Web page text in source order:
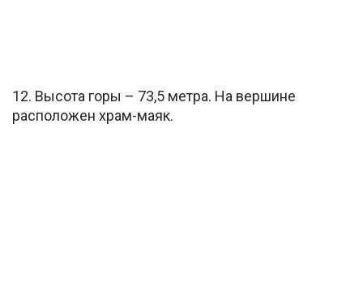
12. Высота горы – 73,5 метра. На вершине
расположен храм-маяк.